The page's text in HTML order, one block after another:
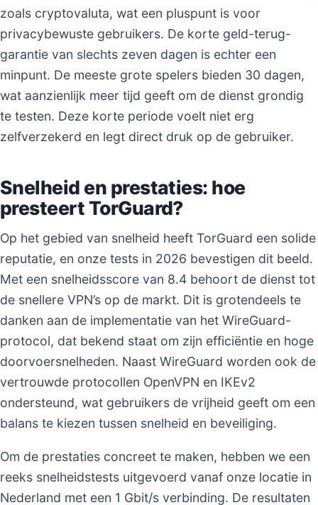
zoals cryptovaluta, wat een pluspunt is voor
privacybewuste gebruikers. De korte geld-terug-
garantie van slechts zeven dagen is echter een
minpunt. De meeste grote spelers bieden 30 dagen,
wat aanzienlijk meer tijd geeft om de dienst grondig
te testen. Deze korte periode voelt niet erg
zelfverzekerd en legt direct druk op de gebruiker.
Snelheid en prestaties: hoe
presteert TorGuard?
Op het gebied van snelheid heeft TorGuard een solide
reputatie, en onze tests in 2026 bevestigen dit beeld.
Met een snelheidsscore van 8.4 behoort de dienst tot
de snellere VPN’s op de markt. Dit is grotendeels te
danken aan de implementatie van het WireGuard-
protocol, dat bekend staat om zijn efficiëntie en hoge
doorvoersnelheden. Naast WireGuard worden ook de
vertrouwde protocollen OpenVPN en IKEv2
ondersteund, wat gebruikers de vrijheid geeft om een
balans te kiezen tussen snelheid en beveiliging.
Om de prestaties concreet te maken, hebben we een
reeks snelheidstests uitgevoerd vanaf onze locatie in
Nederland met een 1 Gbit/s verbinding. De resultaten